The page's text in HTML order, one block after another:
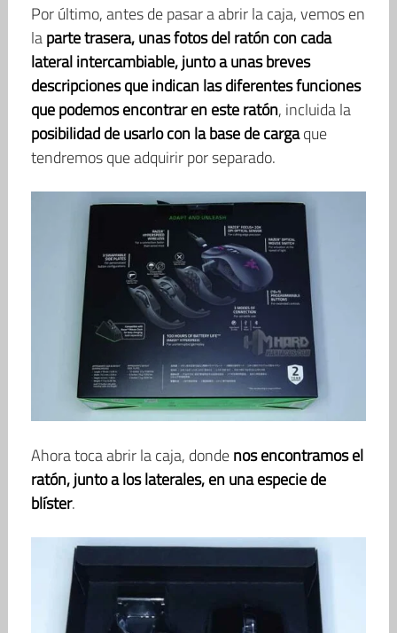
Por último, antes de pasar a abrir la caja, vemos en
laparte trasera, unas fotos del ratón con cada
lateral intercambiable, junto a unas breves
descripciones que indican las diferentes funciones
que podemos encontrar en este ratón, incluida la
posibilidad de usarlo con la base de cargaque
tendremos que adquirir por separado.
Ahora toca abrir la caja, dondenos encontramos el
ratón, junto a los laterales, en una especie de
blíster.